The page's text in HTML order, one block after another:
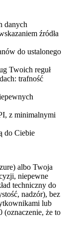
danych
źródła
do ustalonego
Twoich reguł
trafność
z minimalnymi
do Ciebie
albo Twoja
niepewne
techniczny do
nadzór), bez
lub
(oznaczenie, że to